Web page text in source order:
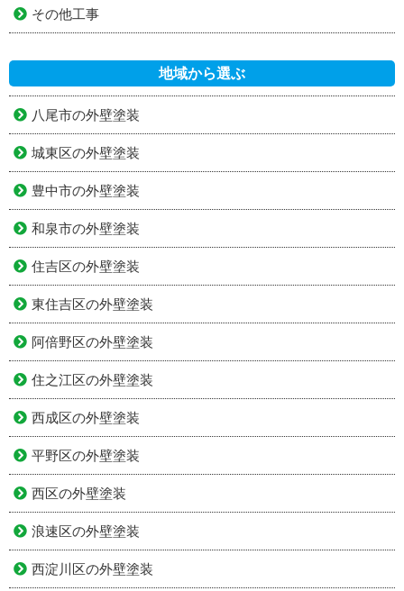
その他工事
地域から選ぶ
八尾市の外壁塗装
城東区の外壁塗装
豊中市の外壁塗装
和泉市の外壁塗装
住吉区の外壁塗装
東住吉区の外壁塗装
阿倍野区の外壁塗装
住之江区の外壁塗装
西成区の外壁塗装
平野区の外壁塗装
西区の外壁塗装
浪速区の外壁塗装
西淀川区の外壁塗装